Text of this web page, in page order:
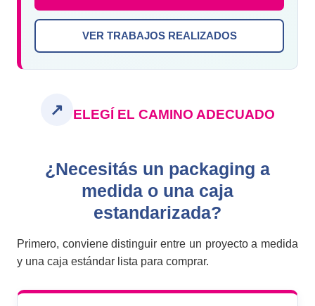
VER TRABAJOS REALIZADOS
↗ ELEGÍ EL CAMINO ADECUADO
¿Necesitás un packaging a
medida o una caja
estandarizada?
Primero, conviene distinguir entre un proyecto a medida
y una caja estándar lista para comprar.